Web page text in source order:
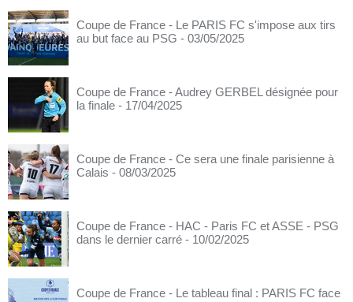
Coupe de France - Le PARIS FC s'impose aux tirs
au but face au PSG - 03/05/2025
Coupe de France - Audrey GERBEL désignée pour
la finale - 17/04/2025
Coupe de France - Ce sera une finale parisienne à
Calais - 08/03/2025
Coupe de France - HAC - Paris FC et ASSE - PSG
dans le dernier carré - 10/02/2025
Coupe de France - Le tableau final : PARIS FC face